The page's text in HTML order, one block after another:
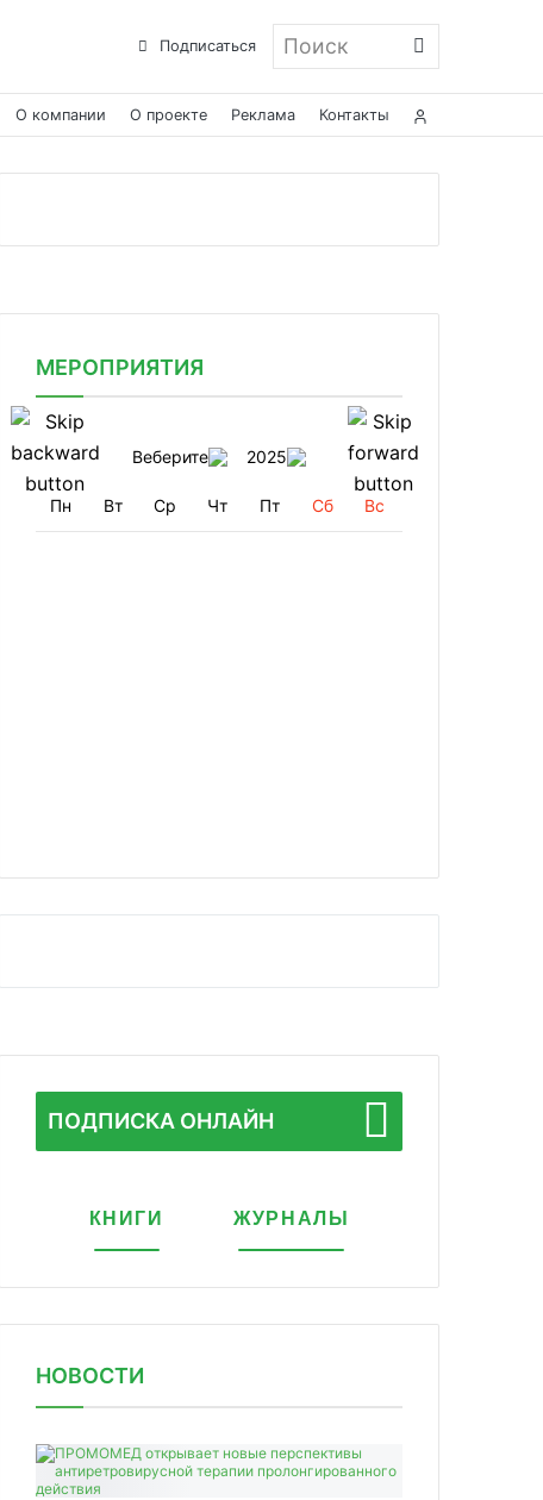
Подписаться Поиск
О компании О проекте Реклама Контакты
МЕРОПРИЯТИЯ
Веберите 2025
Пн Вт Ср Чт Пт Сб Вс
ПОДПИСКА ОНЛАЙН
КНИГИ ЖУРНАЛЫ
НОВОСТИ